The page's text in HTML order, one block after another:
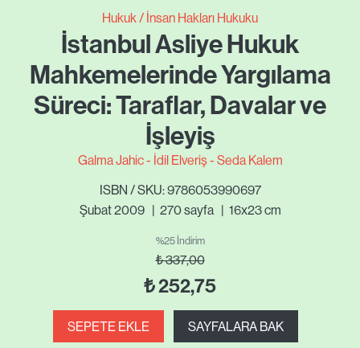
Hukuk İnsan Hakları Hukuku
İstanbul Asliye Hukuk
Mahkemelerinde Yargılama
Süreci: Taraflar, Davalar ve
İşleyiş
Galma Jahic İdil Elveriş
Seda Kalem
ISBN / SKU: 9786053990697
Şubat 2009 | 270sayfa | 16x23 cm
%25 İndirim
₺337,00
₺252,75
SEPETE EKLE SAYFALARA BAK